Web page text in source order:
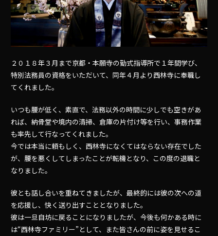
２０１８年３月まで京都・本願寺の勤式指導所で１年間学び、
特別法務員の資格をいただいて、同年４月より西林寺に奉職し
てくれました。
いつも腰が低く、素直で、法務以外の時間に少しでも空きがあ
れば、納骨堂や境内の清掃、倉庫の片付け等を行い、事務作業
も率先して行なってくれました。
今では本当に頼もしく、西林寺になくてはならない存在でした
が、腰を悪くしてしまったことが転機となり、この度の退職と
なりました。
彼とも話し合いを重ねてきましたが、最終的には彼の次への道
を応援し、快く送り出すこととなりました。
彼は一旦自坊に戻ることになりましたが、今後も何かある時に
は“西林寺ファミリー”として、また皆さんの前に姿を見せるこ